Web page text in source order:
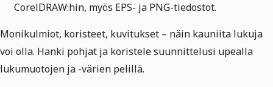
CorelDRAW:hin, myös EPS- ja PNG-tiedostot.
Monikulmiot, koristeet, kuvitukset – näin kauniita lukuja
voi olla. Hanki pohjat ja koristele suunnittelusi upealla
lukumuotojen ja -värien pelillä.